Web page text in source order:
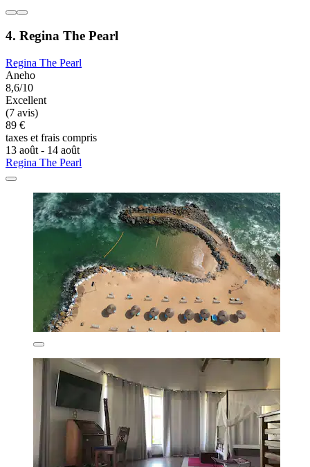
4. Regina The Pearl
Regina The Pearl
Aneho
8,6/10
Excellent
(7 avis)
89 €
taxes et frais compris
13 août - 14 août
Regina The Pearl